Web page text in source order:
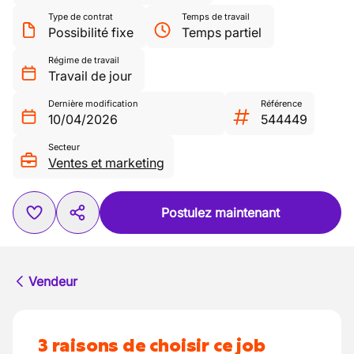
Type de contrat
Possibilité fixe
Temps de travail
Temps partiel
Régime de travail
Travail de jour
Dernière modification
10/04/2026
Référence
544449
Secteur
Ventes et marketing
Postulez maintenant
Vendeur
3 raisons de choisir ce job